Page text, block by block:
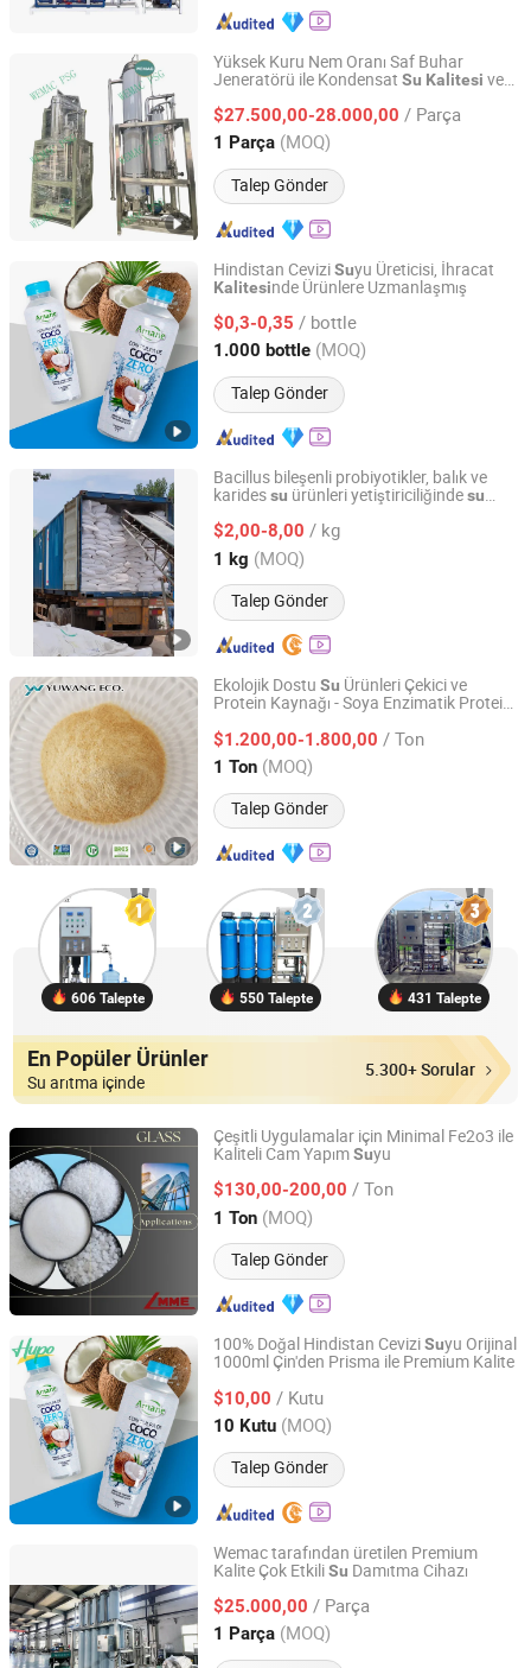
Yüksek Kuru Nem Oranı Saf Buhar
Jeneratörü ile Kondensat Su Kalitesi ve
$27.500,00-28.000,00 / Parça
1 Parça (MOQ)
Talep Gönder
Shandong Eagle Pharma Machinery Co., Ltd.
Shandong, China Fiyat 2025
Hindistan CeviziSuyu Üreticisi, İhracat
Kalitesinde Ürünlere Uzmanlaşmış
$0,3-0,35 / bottle
1.000 bottle (MOQ)
Talep Gönder
Jiangsu First Fruit Biology Science Co., Ltd.
Jiangsu, China Fiyat 2026
Bacillus bileşenli probiyotikler, balık ve
karidessu ürünleri yetiştiriciliğindesu
$2,00-8,00 / kg
1 kg (MOQ)
Talep Gönder
Weifang Yuexiang Chemical Co., Ltd.
Shandong, China Fiyat 2020
Ekolojik Dostu Su Ürünleri Çekici ve
Protein Kaynağı - Soya Enzimatik Protein
Kalitesini İyileştirir
$1.200,00-1.800,00 / Ton
1 Ton (MOQ)
Talep Gönder
Shandong Yuwang Ecological Food Industry Co.,Ltd
Shandong, China Fiyat 2025
606 Talepte 550 Talepte 431 Talepte
En Popüler Ürünler
Su arıtma içinde
5.300+ Sorular
Çeşitli Uygulamalar için Minimal Fe2o3 ile
Kaliteli Cam YapımSuyu
$130,00-200,00 / Ton
1 Ton (MOQ)
Talep Gönder
Liaoning Metals and Minerals Enterprise Co., Ltd.
Liaoning, China Fiyat 2025
100% Doğal Hindistan CeviziSuyu Orijinal
1000ml Çin'den Prisma ile Premium Kalite
$10,00 / Kutu
10 Kutu (MOQ)
Talep Gönder
Shining Industrial Enterprise (China) Co., Ltd.
Jiangsu, China Fiyat 2013
Wemac tarafından üretilen Premium
Kalite Çok EtkiliSu Damıtma Cihazı
$25.000,00 / Parça
1 Parça (MOQ)
Shandong Eagle Pharma Machinery Co., Ltd.
Shandong, China Fiyat 2025